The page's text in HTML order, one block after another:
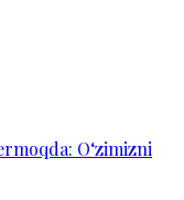
O‘zimizni